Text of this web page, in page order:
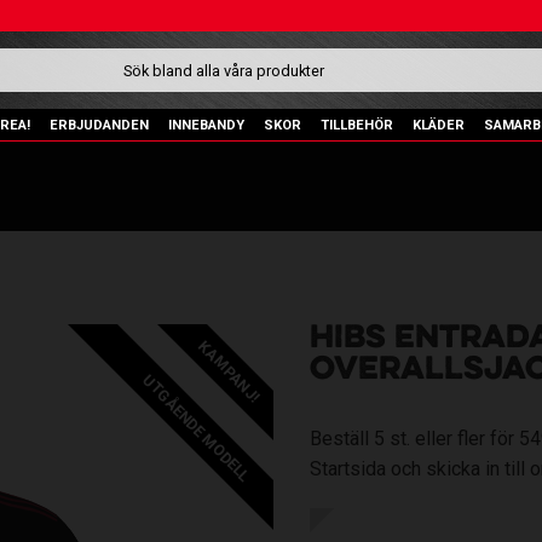
ERBJUDANDEN INNEBANDY SKOR TILLBEHÖR KLÄDER
HIBS
Beställ 5 st. eller fler för
Startsida och skicka in till
KAMPANJ!
UTGÅENDE MODELL